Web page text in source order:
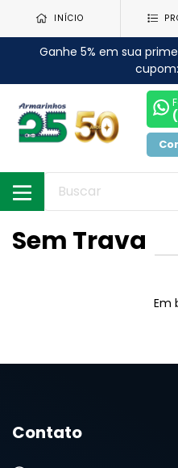
INÍCIO
Ganhe 5% em sua
cupom:
Sem Trava
Em
Contato